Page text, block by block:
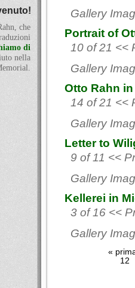
Gallery
Portrait of
10 of 21 <<
Gallery
Otto Rahn
14 of 21 <<
Gallery
Letter to
9 of 11 <<
Gallery
Kellerei in
3 of 16 <<
Gallery
«
12
che
di
nella